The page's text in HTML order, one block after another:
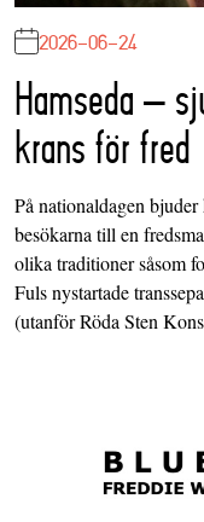
2026-06-24
Hamseda –
krans för fred
På nationaldagen
besökarna till en
olika traditioner såsom
Fuls nystartade
(utanför Röda Sten